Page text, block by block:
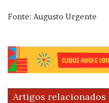
Fonte: Augusto Urgente
Artigos relacionados